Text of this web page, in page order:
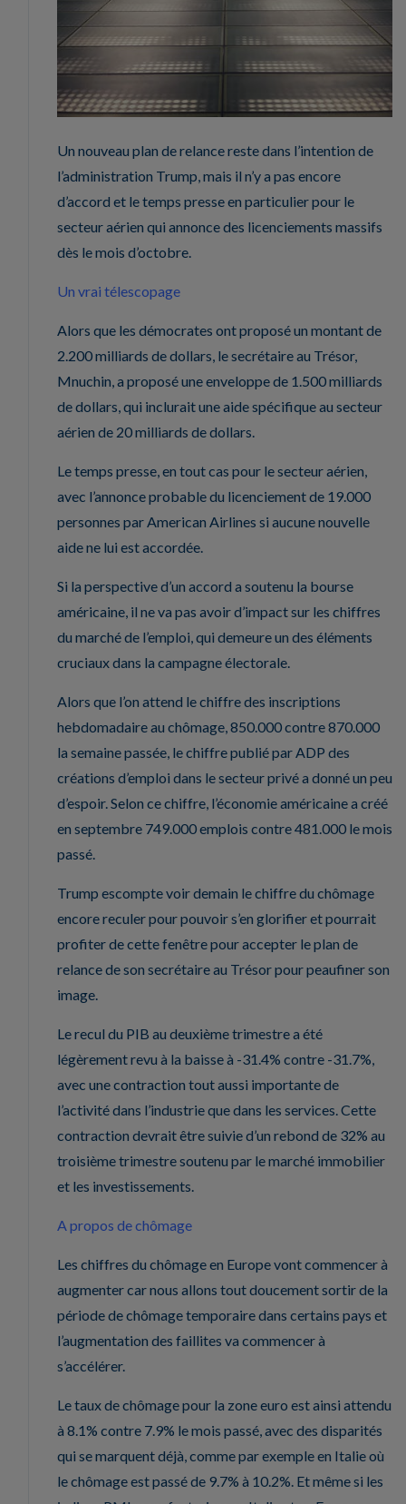
Un nouveau plan de relance reste dans l’intention de
l’administration Trump, mais il n’y a pas encore
d’accord et le temps presse en particulier pour le
secteur aérien qui annonce des licenciements massifs
dès le mois d’octobre.
Un vrai télescopage
Alors que les démocrates ont proposé un montant de
2.200 milliards de dollars, le secrétaire au Trésor,
Mnuchin, a proposé une enveloppe de 1.500 milliards
de dollars, qui inclurait une aide spécifique au secteur
aérien de 20 milliards de dollars.
Le temps presse, en tout cas pour le secteur aérien,
avec l’annonce probable du licenciement de 19.000
personnes par American Airlines si aucune nouvelle
aide ne lui est accordée.
Si la perspective d’un accord a soutenu la bourse
américaine, il ne va pas avoir d’impact sur les chiffres
du marché de l’emploi, qui demeure un des éléments
cruciaux dans la campagne électorale.
Alors que l’on attend le chiffre des inscriptions
hebdomadaire au chômage, 850.000 contre 870.000
la semaine passée, le chiffre publié par ADP des
créations d’emploi dans le secteur privé a donné un peu
d’espoir. Selon ce chiffre, l’économie américaine a créé
en septembre 749.000 emplois contre 481.000 le mois
passé.
Trump escompte voir demain le chiffre du chômage
encore reculer pour pouvoir s’en glorifier et pourrait
profiter de cette fenêtre pour accepter le plan de
relance de son secrétaire au Trésor pour peaufiner son
image.
Le recul du PIB au deuxième trimestre a été
légèrement revu à la baisse à -31.4% contre -31.7%,
avec une contraction tout aussi importante de
l’activité dans l’industrie que dans les services. Cette
contraction devrait être suivie d’un rebond de 32% au
troisième trimestre soutenu par le marché immobilier
et les investissements.
A propos de chômage
Les chiffres du chômage en Europe vont commencer à
augmenter car nous allons tout doucement sortir de la
période de chômage temporaire dans certains pays et
l’augmentation des faillites va commencer à
s’accélérer.
Le taux de chômage pour la zone euro est ainsi attendu
à 8.1% contre 7.9% le mois passé, avec des disparités
qui se marquent déjà, comme par exemple en Italie où
le chômage est passé de 9.7% à 10.2%. Et même si les